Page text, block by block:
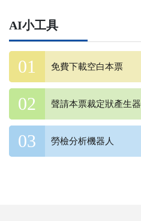
AI小工具
免費下載空白本票
聲請本票裁定狀產生器
勞檢分析機器人